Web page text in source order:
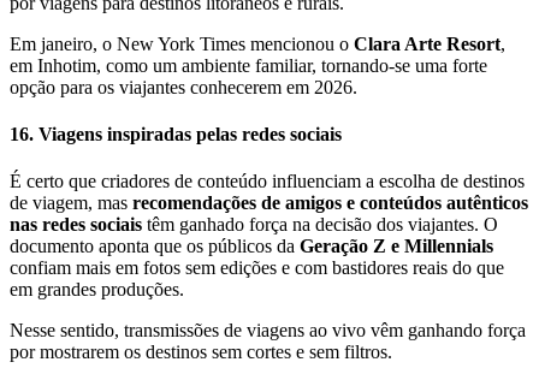
Em janeiro, o New York Times mencionou o Clara Arte Resort,
em Inhotim, como um ambiente familiar, tornando-se uma forte
opção para os viajantes conhecerem em 2026.
16. Viagens inspiradas pelas redes sociais
É certo que criadores de conteúdo influenciam a escolha de destinos
de viagem, mas recomendações de amigos e conteúdos autênticos
nas redes sociais têm ganhado força na decisão dos viajantes. O
documento aponta que os públicos da Geração Z e Millennials
confiam mais em fotos sem edições e com bastidores reais do que
em grandes produções.
Nesse sentido, transmissões de viagens ao vivo vêm ganhando força
por mostrarem os destinos sem cortes e sem filtros.